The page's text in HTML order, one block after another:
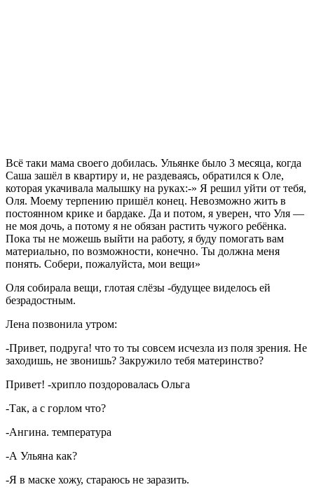
Всё таки мама своего добилась. Ульянке было 3 месяца, когда
Саша зашёл в квартиру и, не раздеваясь, обратился к Оле,
которая укачивала малышку на руках:-» Я решил уйти от тебя,
Оля. Моему терпению пришёл конец. Невозможно жить в
постоянном крике и бардаке. Да и потом, я уверен, что Уля —
не моя дочь, а потому я не обязан растить чужого ребёнка.
Пока ты не можешь выйти на работу, я буду помогать вам
материально, по возможности, конечно. Ты должна меня
понять. Собери, пожалуйста, мои вещи»
Оля собирала вещи, глотая слёзы -будущее виделось ей
безрадостным.
Лена позвонила утром:
-Привет, подруга! что то ты совсем исчезла из поля зрения. Не
заходишь, не звонишь? Закружило тебя материнство?
Привет! -хрипло поздоровалась Ольга
-Так, а с горлом что?
-Ангина. температура
-А Ульяна как?
-Я в маске хожу, стараюсь не заразить.